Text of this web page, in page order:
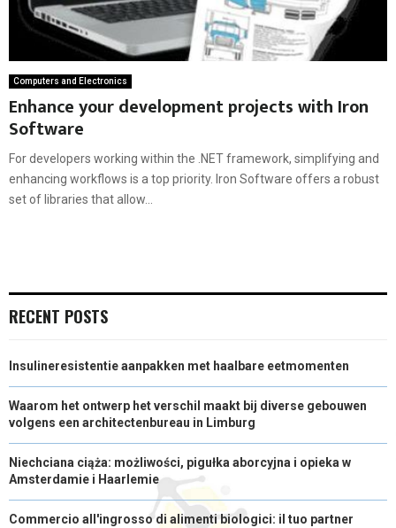
Computers and Electronics
Enhance your development projects with Iron
Software
For developers working within the .NET framework, simplifying and
enhancing workflows is a top priority. Iron Software offers a robust
set of libraries that allow...
RECENT POSTS
Insulineresistentie aanpakken met haalbare eetmomenten
Waarom het ontwerp het verschil maakt bij diverse gebouwen
volgens een architectenbureau in Limburg
Niechciana ciąża: możliwości, pigułka aborcyjna i opieka w
Amsterdamie i Haarlemie
Commercio all'ingrosso di alimenti biologici: il tuo partner